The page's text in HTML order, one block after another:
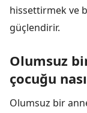
hissettirmek ve
güçlendirir.
Olumsuz
çocuğu
Olumsuz bir